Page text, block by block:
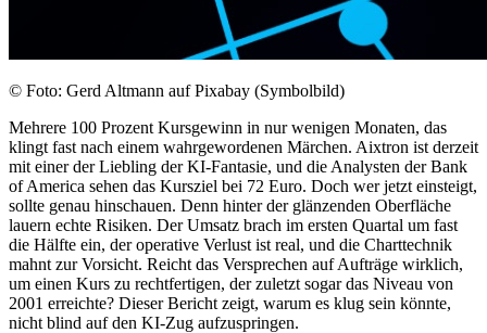
© Foto: Gerd Altmann auf Pixabay (Symbolbild)
Mehrere 100 Prozent Kursgewinn in nur wenigen Monaten, das
klingt fast nach einem wahrgewordenen Märchen. Aixtron ist derzeit
mit einer der Liebling der KI-Fantasie, und die Analysten der Bank
of America sehen das Kursziel bei 72 Euro. Doch wer jetzt einsteigt,
sollte genau hinschauen. Denn hinter der glänzenden Oberfläche
lauern echte Risiken. Der Umsatz brach im ersten Quartal um fast
die Hälfte ein, der operative Verlust ist real, und die Charttechnik
mahnt zur Vorsicht. Reicht das Versprechen auf Aufträge wirklich,
um einen Kurs zu rechtfertigen, der zuletzt sogar das Niveau von
2001 erreichte? Dieser Bericht zeigt, warum es klug sein könnte,
nicht blind auf den KI-Zug aufzuspringen.